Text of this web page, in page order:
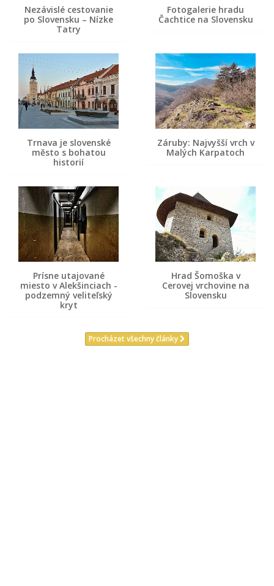
Nezávislé cestovanie
po Slovensku – Nízke
Tatry
Fotogalerie hradu
Čachtice na Slovensku
Trnava je slovenské
město s bohatou
historií
Záruby: Najvyšší vrch v
Malých Karpatoch
Prísne utajované
miesto v Alekšinciach -
podzemný veliteľský
kryt
Hrad Šomoška v
Cerovej vrchovine na
Slovensku
Procházet všechny články